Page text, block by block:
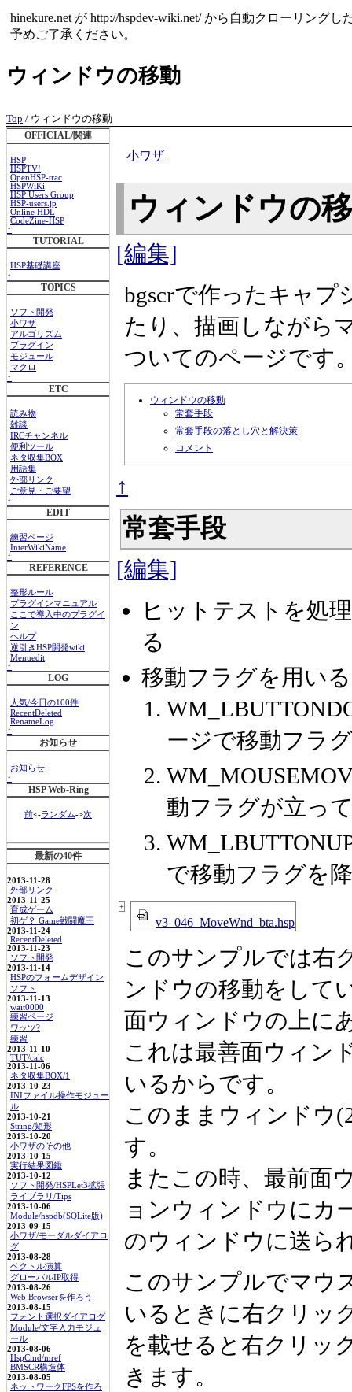
hinekure.net が http://hspdev-wiki.net/ から自動クローリング
予めご了承ください。
ウィンドウの移動
Top / ウィンドウの移動
OFFICIAL/関連
HSP
HSPTV!
OpenHSP-trac
HSPWiKi
HSP Users Group
HSP-users.jp
Online HDL
CodeZine-HSP
↑
TUTORIAL
HSP基礎講座
↑
TOPICS
ソフト開発
小ワザ
アルゴリズム
プラグイン
モジュール
マクロ
↑
ETC
読み物
雑談
IRCチャンネル
便利ツール
ネタ収集BOX
用語集
外部リンク
ご意見・ご要望
↑
EDIT
練習ページ
InterWikiName
↑
REFERENCE
整形ルール
プラグインマニュアル
ここで導入中のプラグイ
ン
ヘルプ
逆引きHSP開発wiki
Menuedit
↑
LOG
人気/今日の100件
RecentDeleted
RenameLog
↑
お知らせ
お知らせ
↑
HSP Web-Ring
前<-ランダム->次
最新の40件
2013-11-28
外部リンク
2013-11-25
育成ゲーム
初ゲ？ Game戦闘魔王
2013-11-24
RecentDeleted
2013-11-23
ソフト開発
2013-11-14
HSPのフォームデザイン
ソフト
2013-11-13
wait0000
練習ページ
ワッツ?
練習
2013-11-10
TUT/calc
2013-11-06
ネタ収集BOX/1
2013-10-23
INIファイル操作モジュー
ル
2013-10-21
String/矩形
2013-10-20
小ワザのその他
2013-10-15
実行結果図鑑
2013-10-12
ソフト開発/HSPLet3拡張
ライブラリ/Tips
2013-10-06
Module/hspdb(SQLite版)
2013-09-15
小ワザ/モーダルダイアロ
グ
2013-08-28
ベクトル演算
グローバルIP取得
2013-08-26
Web Browserを作ろう
2013-08-15
フォント選択ダイアログ
Module/文字入力モジュ
ール
2013-08-06
HspCmd/mref
BMSCR構造体
2013-08-05
ネットワークFPSを作ろ
小ワザ
ウィンドウの
[編集]
bgscrで作ったキャ
たり、描画しながら
ついてのページです
ウィンドウの移動
常套手段
常套手段の落とし穴と解決策
コメント
↑
常套手段
[編集]
ヒットテストを処
る
移動フラグを用いる
ージで移動フラ
動フラグが立っ
で移動フラグを
+
v3_046_MoveWnd_bta.hsp
このサンプルでは右
ンドウの移動をして
面ウィンドウの上に
これは最善面ウィン
いるからです。
このままウィンドウ
す。
またこの時、最前面
ョンウィンドウにカ
のウィンドウに送ら
このサンプルでマウ
いるときに右クリッ
を載せると右クリッ
きます。